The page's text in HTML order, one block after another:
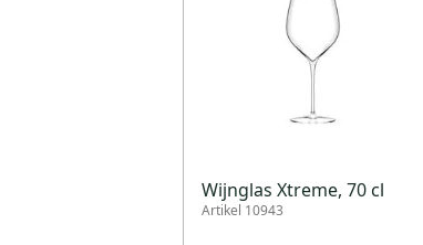
Wijnglas Xtreme, 70 cl
Artikel 10943